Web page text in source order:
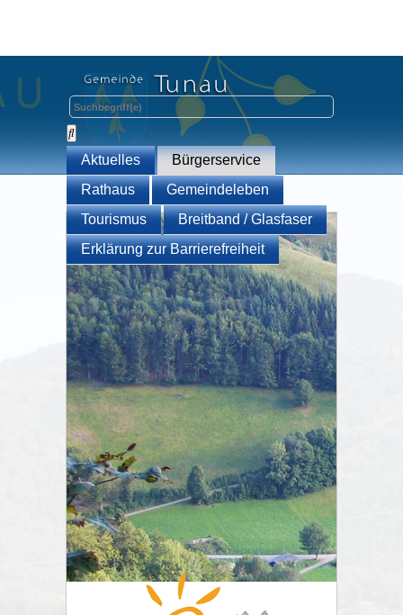
Aktuelles
Bürgerservice
Rathaus
Gemeindeleben
Tourismus
Breitband / Glasfaser
Erklärung zur Barrierefreiheit